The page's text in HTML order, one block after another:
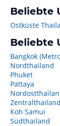
Beliebte
Ostküste
Beliebte
Bangkok
Nordthailand
Phuket
Pattaya
Zentralthailand
Koh Samui
Südthailand